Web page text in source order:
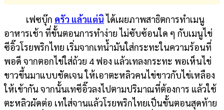
เฟซบุ๊ก ครัว แล้วแต่นิ ได้เผยภาพสาธิตการทำเมนู
อาหารเช้า ที่ขั้นตอนการทำง่าย ไม่ซับซ้อนใด ๆ กับเมนูไข่
ซีอิ๊วโรยพริกไทย เริ่มจากเทน้ำมันใส่กระทะในความร้อนที่
พอดี จากตอกไข่ใส่ถ้วย 4 ฟอง แล้วเทลงกระทะ พอเห็นไข่
ขาวขึ้นมาแบบชัดเจน ให้เอาตะหลิวคนไข่ขาวกับไข่เหลือง
ให้เข้ากัน จากนั้นเทซีอิ๊วลงไปตามปริมาณที่ต้องการ แล้วใช้
ตะหลิวผัดต่อ เทใส่จานแล้วโรยพริกไทยเป็นขั้นตอนสุดท้าย
บอล
การ
เงิน
การ
ศึกษา